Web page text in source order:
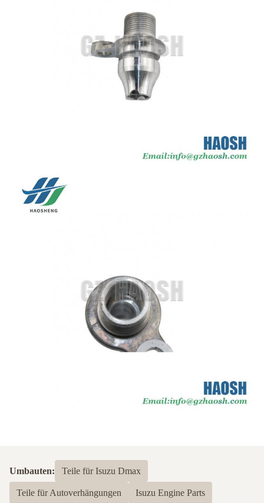
Umbauten: Teile für Isuzu Dmax
Teile für Autoverhängungen Isuzu Engine Parts